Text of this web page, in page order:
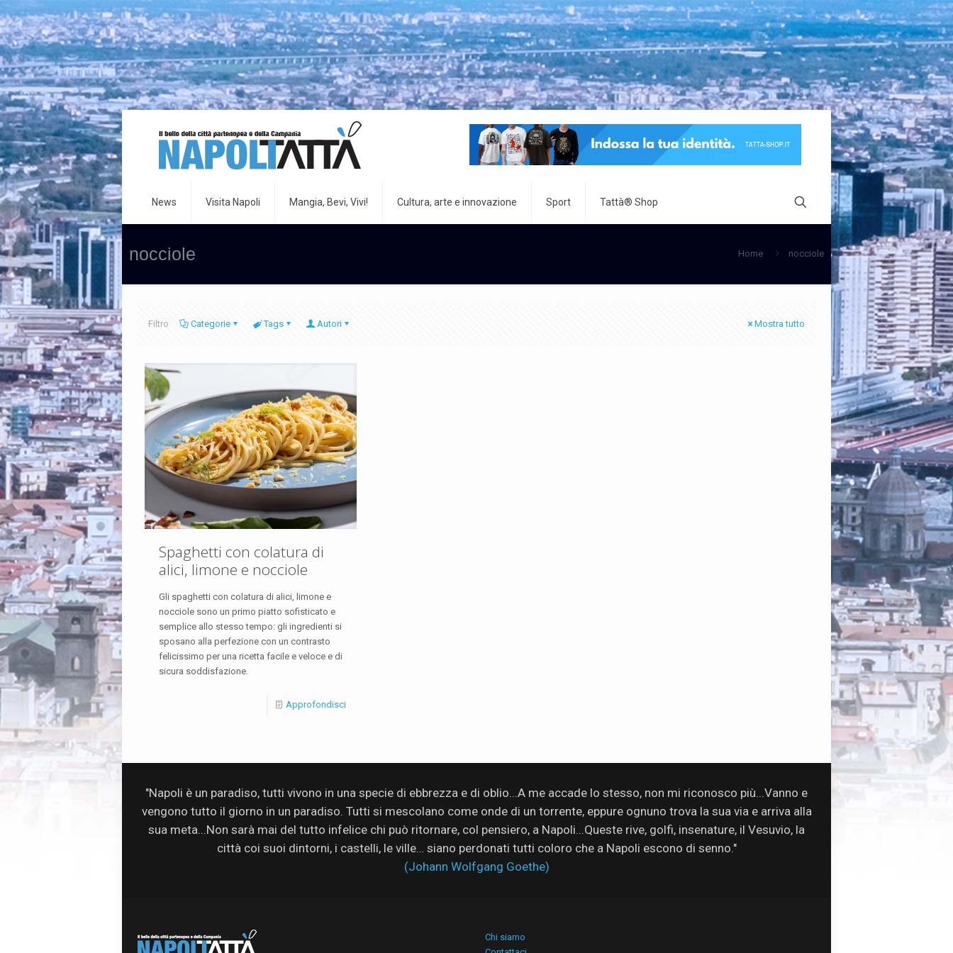
News Visita Napoli Mangia, Bevi, Vivi! Cultura, arte e innovazione Sport Tattà® Shop
nocciole Home nocciole
Filtro Categorie Tags Autori Mostra tutto
Spaghetti con colatura di
alici, limone e nocciole
Gli spaghetti con colatura di alici, limone e
nocciole sono un primo piatto sofisticato e
semplice allo stesso tempo: gli ingredienti si
sposano alla perfezione con un contrasto
felicissimo per una ricetta facile e veloce e di
sicura soddisfazione.
Approfondisci
"Napoli è un paradiso, tutti vivono in una specie di ebbrezza e di oblio...A me accade lo stesso, non mi riconosco più...Vanno e
vengono tutto il giorno in un paradiso. Tutti si mescolano come onde di un torrente, eppure ognuno trova la sua via e arriva alla
sua meta...Non sarà mai del tutto infelice chi può ritornare, col pensiero, a Napoli...Queste rive, golfi, insenature, il Vesuvio, la
città coi suoi dintorni, i castelli, le ville… siano perdonati tutti coloro che a Napoli escono di senno."
(Johann Wolfgang Goethe)
Chi siamo